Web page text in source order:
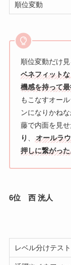
順位変動
順位変動だけ
ベネフィット
機感を持って
もこなすオー
ンになりかね
藤で内面を見せ
り
オールラ
押しに繋がった
6位 西 洸人
レベル分けテスト